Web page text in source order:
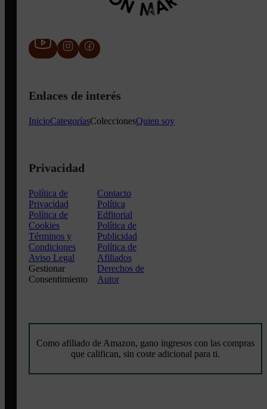
Enlaces de interés
InicioCategoríasColeccionesQuien soy
Privacidad
Política de
Privacidad
Política de
Cookies
Términos y
Condiciones
Aviso Legal
Gestionar
Consentimiento
Contacto
Política
Edfitorial
Política de
Publicidad
Política de
Afiliados
Derechos de
Autor
Como afiliado de Amazon, gano ingresos con las compras
que califican, sin coste adicional para ti.